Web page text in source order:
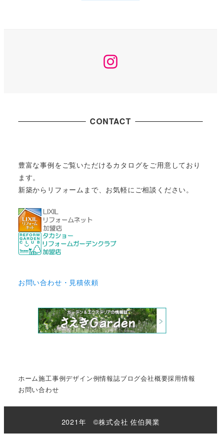
Instagram
CONTACT
豊富な事例をご覧いただけるカタログをご用意しており
ます。
新築からリフォームまで、お気軽にご相談ください。
お問い合わせ・見積依頼
ホーム施工事例デザイン例情報誌ブログ会社概要採用情報
お問い合わせ
2021年 ©株式会社 佐伯興業